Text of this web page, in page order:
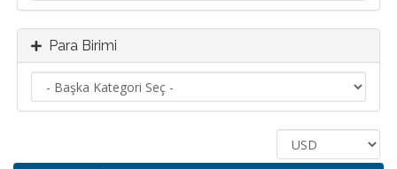
Para Birimi